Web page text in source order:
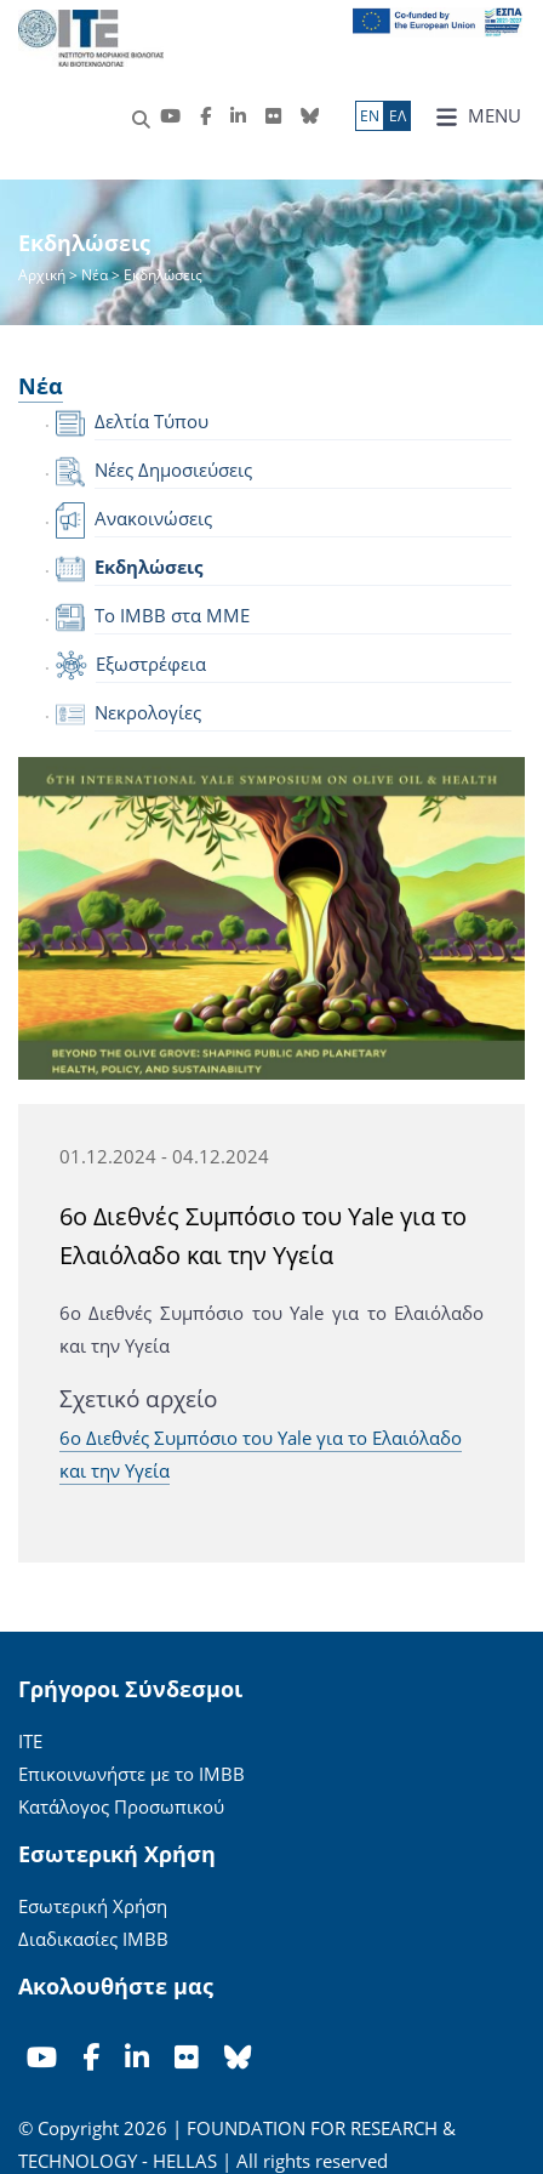
MENU
ΕN ΕΛ
Εκδηλώσεις
Αρχική>Νέα> Εκδηλώσεις
Νέα
Δελτία Τύπου
Νέες Δημοσιεύσεις
Ανακοινώσεις
Εκδηλώσεις
Το IMBB στα ΜΜΕ
Εξωστρέφεια
Νεκρολογίες
01.12.2024 - 04.12.2024
6ο Διεθνές Συμπόσιο του Yale για το
Ελαιόλαδο και την Υγεία
6ο Διεθνές Συμπόσιο του Yale για το Ελαιόλαδο
και την Υγεία
Σχετικό αρχείο
6ο Διεθνές Συμπόσιο του Yale για το Ελαιόλαδο
και την Υγεία
Γρήγοροι Σύνδεσμοι
ΙΤΕ
Επικοινωνήστε με το ΙΜΒΒ
Κατάλογος Προσωπικού
Εσωτερική Χρήση
Εσωτερική Χρήση
Διαδικασίες ΙΜΒΒ
Ακολουθήστε μας
© Copyright 2026 | FOUNDATION FOR RESEARCH &
TECHNOLOGY - HELLAS | All rights reserved